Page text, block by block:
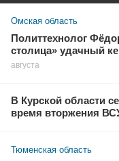
Омская область
Политтехнолог
столица» удачный
августа
В Курской области
время вторжения
Тюменская область